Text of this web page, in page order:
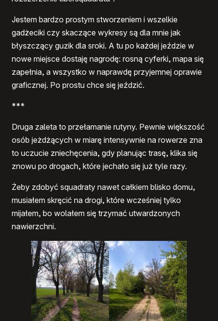
Jestem bardzo prostym stworzeniem i wszelkie
gadżeciki czy skaczące wykresy są dla mnie jak
błyszczący guzik dla sroki. A tu po każdej jeździe w
nowe miejsce dostaję nagrodę: rosną cyferki, mapa się
zapełnia, a wszystko w naprawdę przyjemnej oprawie
graficznej. Po prostu chce się jeździć.
***
Druga zaleta to przełamanie rutyny. Pewnie większość
osób jeżdżących w miarę intensywnie na rowerze zna
to uczucie zniechęcenia, gdy planując trasę, klika się
znowu po drogach, które jechało się już tyle razy.
Żeby zdobyć squadraty nawet całkiem blisko domu,
musiałem skręcić na drogi, które wcześniej tylko
mijałem, bo wolałem się trzymać utwardzonych
nawierzchni.